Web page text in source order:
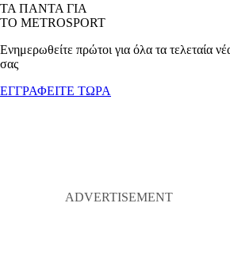
ΤΑ ΠΑΝΤΑ ΓΙΑ
ΤΟ METROSPORT
Ενημερωθείτε πρώτοι για όλα τα τελεταία
σας
ΕΓΓΡΑΦΕΙΤΕ ΤΩΡΑ